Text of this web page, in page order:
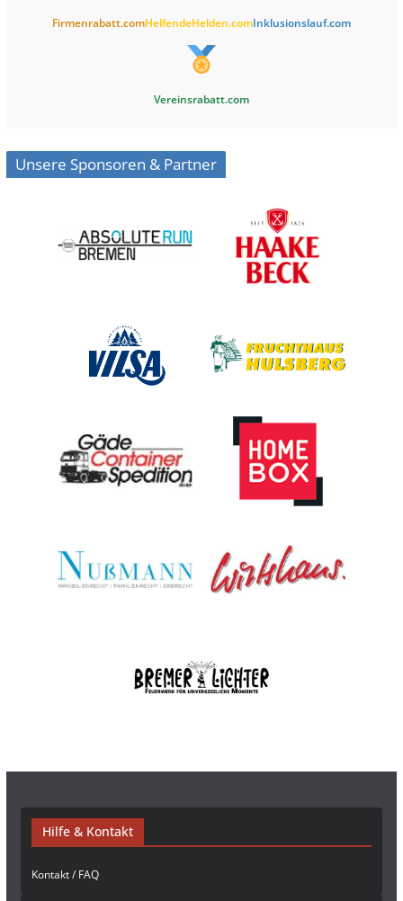
Firmenrabatt.comHelfendeHelden.comInklusionslauf.com
Vereinsrabatt.com
Unsere Sponsoren & Partner
Hilfe & Kontakt
Kontakt / FAQ